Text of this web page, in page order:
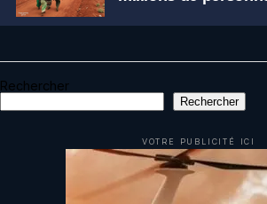
Rechercher
Rechercher
VOTRE PUBLICITÉ ICI